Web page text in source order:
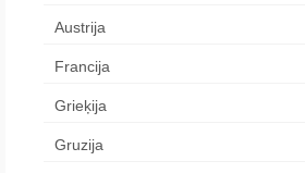
Austrija
Francija
Grieķija
Gruzija